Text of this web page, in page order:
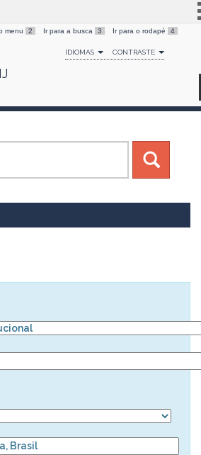
Simplifique!
Comunica BR
Canais
menu 2 Ir para a busca 3 Ir para o rodapé 4
IDIOMAS CONTRASTE